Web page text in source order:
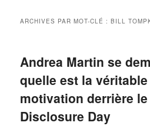
ARCHIVES PAR MOT-CLÉ :BILL
Andrea Martin se
quelle est la véritable
motivation derrière
Disclosure Day